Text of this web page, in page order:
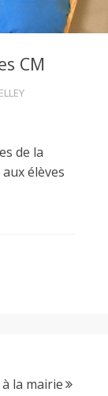
CM
de la
élèves
à la mairie